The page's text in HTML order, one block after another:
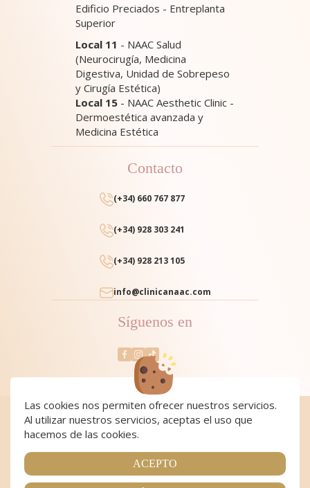
Las cookies nos permiten ofrecer nuestros servicios.
Al utilizar nuestros servicios, aceptas el uso que
hacemos de las cookies.
ACEPTO
Edificio Preciados - Entreplanta
Superior
Local 11 - NAAC Salud
(Neurocirugía, Medicina
Digestiva, Unidad de Sobrepeso
y Cirugía Estética)
Local 15 - NAAC Aesthetic Clinic -
Dermoestética avanzada y
Medicina Estética
Contacto
(+34) 660 767 877
(+34) 928 303 241
(+34) 928 213 105
info@clinicanaac.com
Síguenos en
Cookies| Cookies policy|Aviso Legal y Política de Privacidad
Condiciones de compra
Página realizada porWeb Las Palmas